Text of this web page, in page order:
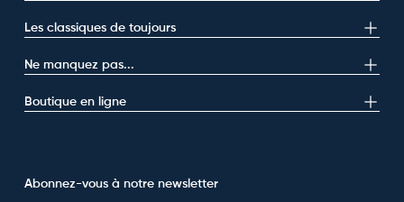
Les classiques de toujours
Ne manquez pas...
Boutique en ligne
Abonnez-vous à notre newsletter